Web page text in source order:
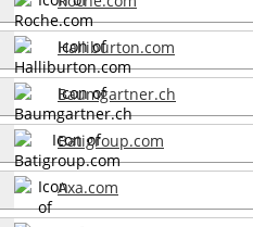
Halliburton.com
Baumgartner.ch
Batigroup.com
Axa.com